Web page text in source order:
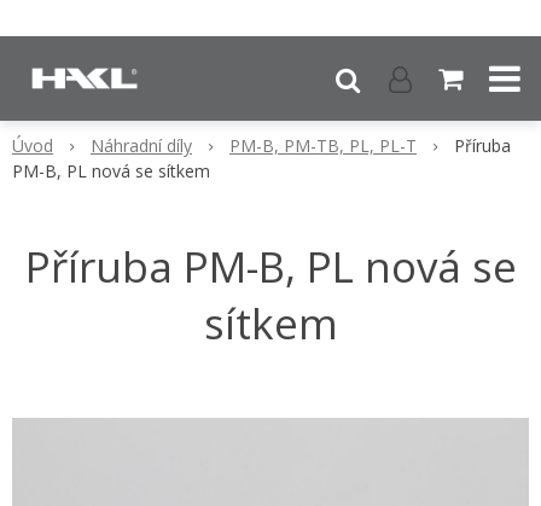
Úvod Náhradní díly PM-B, PM-TB, PL, PL-T
Příruba
PM-B, PL nová se sítkem
Příruba PM-B, PL nová se
sítkem